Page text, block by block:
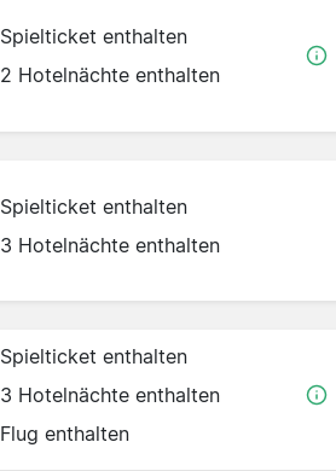
Spielticket enthalten
2 Hotelnächte enthalten
Spielticket enthalten
3 Hotelnächte enthalten
Spielticket enthalten
3 Hotelnächte enthalten
Flug enthalten